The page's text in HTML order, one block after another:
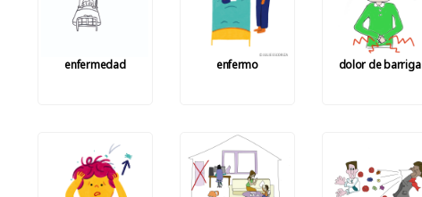
enfermedad enfermo dolor de barriga